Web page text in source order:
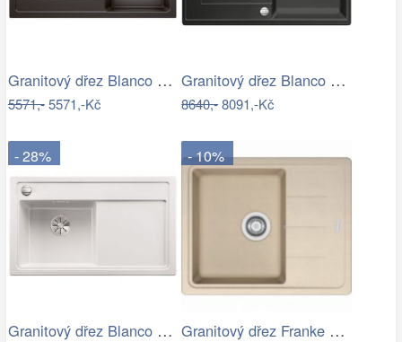
Granitový dřez Blanco FAVUM 45 S káva…
5571,-5571,-Kč
Granitový dřez Blanco ZIA 5 S antracit…
8640,-8091,-Kč
- 28%
Granitový dřez Blanco ZENAR 45 S InFino…
- 10%
Granitový dřez Franke BFG 611-62…